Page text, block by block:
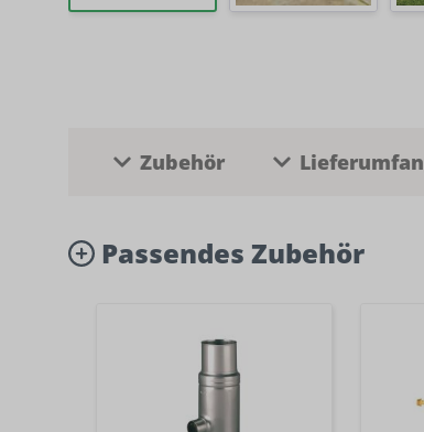
Zubehör
Passendes Zubehör